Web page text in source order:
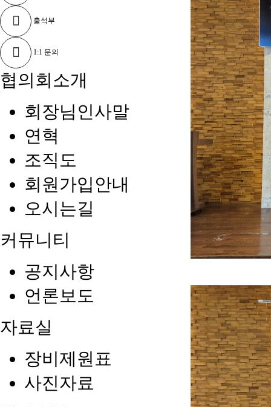
출석부
1:1 문의
협의회소개
회장님인사말
연혁
조직도
회원가입안내
오시는길
커뮤니티
공지사항
언론보도
자료실
장비제원표
사진자료